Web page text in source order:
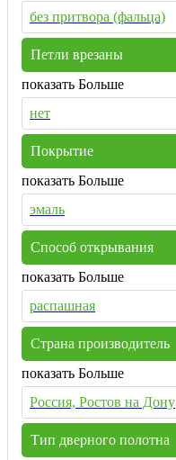
без притвора (фальца)
Петли врезаны
показать Больше
нет
Покрытие
показать Больше
эмаль
Способ открывания
показать Больше
распашная
Страна производитель
показать Больше
Россия, Ростов на Дону
Тип дверного полотна